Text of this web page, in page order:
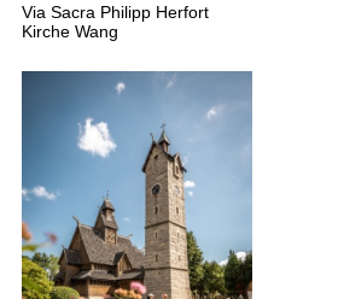
Via Sacra Philipp Herfort
Kirche Wang